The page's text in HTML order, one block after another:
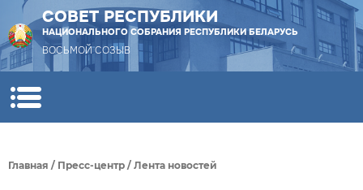
СОВЕТ РЕСПУБЛИКИ
НАЦИОНАЛЬНОГО СОБРАНИЯ РЕСПУБЛИКИ БЕЛАРУСЬ
ВОСЬМОЙ СОЗЫВ
Главная / Пресс-центр / Лента новостей